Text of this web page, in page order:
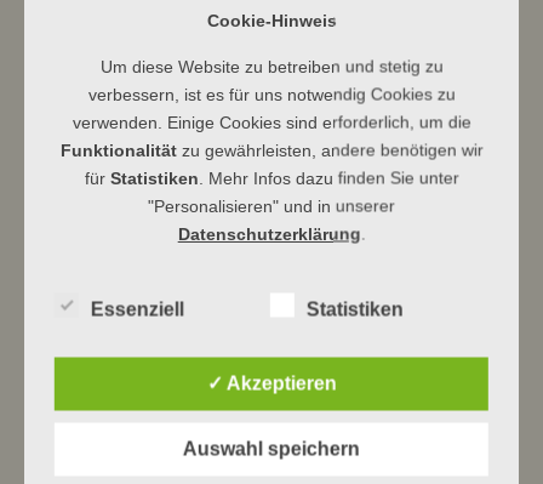
Ev Kirchengemeinde Dbg
11. Dillspitze · Am 14.11. ab 9:30
Gottesdienste am 21.11. ·
Himmelhoch jauchzend …
Cookie-Hinweis
Um diese Website zu betreiben und stetig zu
verbessern, ist es für uns notwendig Cookies zu
verwenden. Einige Cookies sind erforderlich, um die
Funktionalitätzu gewährleisten, andere benötigen wir
für Statistiken . Mehr Infos dazu finden Sie unter
"Personalisieren" und in unserer
Datenschutzerklärung
Essenziell Statistiken
✓ Akzeptieren
Auswahl speichern